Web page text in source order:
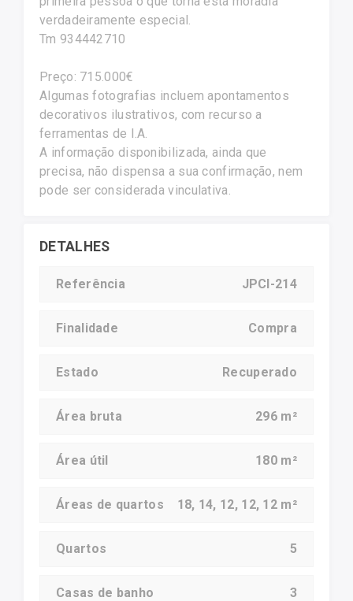
verdadeiramente especial.
Tm 934442710
Preço: 715.000€
Algumas fotografias incluem apontamentos
decorativos ilustrativos, com recurso a
ferramentas de I.A.
A informação disponibilizada, ainda que
precisa, não dispensa a sua confirmação, nem
pode ser considerada vinculativa.
DETALHES
Referência JPCI-214
Finalidade Compra
Estado Recuperado
Área bruta 296 m²
Área útil 180 m²
Áreas de quartos 18, 14, 12, 12, 12 m²
Quartos 5
Casas de banho 3